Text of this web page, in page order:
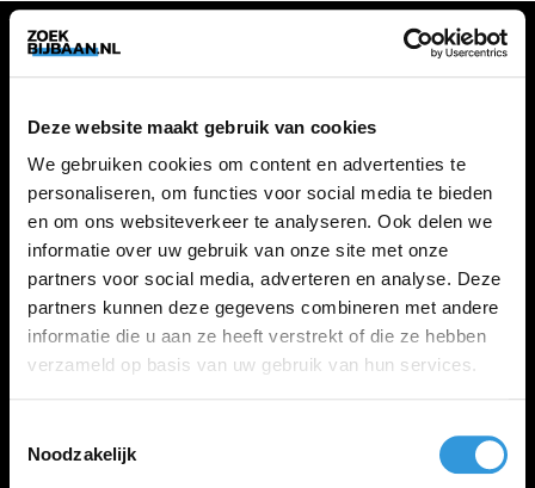
Deze website maakt gebruik van cookies
We gebruiken cookies om content en advertenties te
personaliseren, om functies voor social media te bieden
en om ons websiteverkeer te analyseren. Ook delen we
informatie over uw gebruik van onze site met onze
partners voor social media, adverteren en analyse. Deze
partners kunnen deze gegevens combineren met andere
informatie die u aan ze heeft verstrekt of die ze hebben
verzameld op basis van uw gebruik van hun services.
Noodzakelijk
ZOEKBIJBAAN
FAQ
Kennis maken met MELON
VACATURES
Alle vacatures